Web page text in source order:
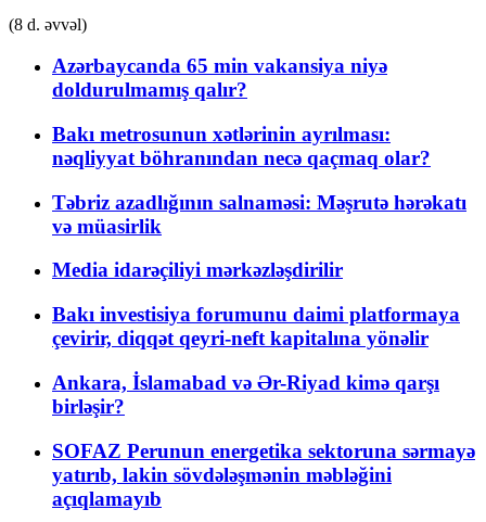
(8 d. əvvəl)
Azərbaycanda 65 min vakansiya niyə
doldurulmamış qalır?
Bakı metrosunun xətlərinin ayrılması:
nəqliyyat böhranından necə qaçmaq olar?
Təbriz azadlığının salnaməsi: Məşrutə hərəkatı
və müasirlik
Media idarəçiliyi mərkəzləşdirilir
Bakı investisiya forumunu daimi platformaya
çevirir, diqqət qeyri-neft kapitalına yönəlir
Ankara, İslamabad və Ər-Riyad kimə qarşı
birləşir?
SOFAZ Perunun energetika sektoruna sərmayə
yatırıb, lakin sövdələşmənin məbləğini
açıqlamayıb